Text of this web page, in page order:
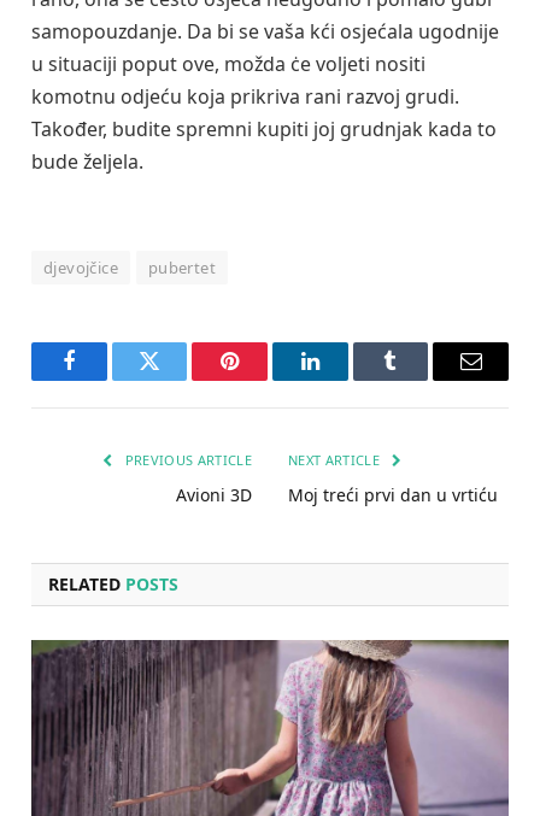
samopouzdanje. Da bi se vaša kći osjećala ugodnije
u situaciji poput ove, možda ċe voljeti nositi
komotnu odjeću koja prikriva rani razvoj grudi.
Također, budite spremni kupiti joj grudnjak kada to
bude željela.
djevojčice pubertet
FacebookTwitter Pinterest LinkedInTumblr Email
PREVIOUS ARTICLE
Avioni 3D
NEXT ARTICLE
Moj treći prvi dan u vrtiću
RELATED POSTS